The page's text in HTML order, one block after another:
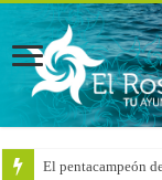
El pentacampeón
Pleno Ordinario (6-